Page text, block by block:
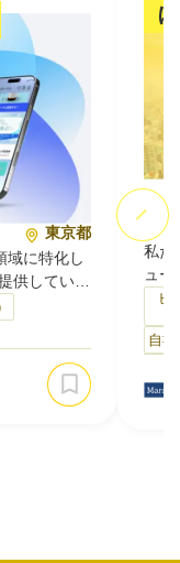
東京都
域に特化し
供していま
コストが
て終わ
（顧客生
支援してい
取引で見
に
私た
ュー
開
理
ご
ビ
自